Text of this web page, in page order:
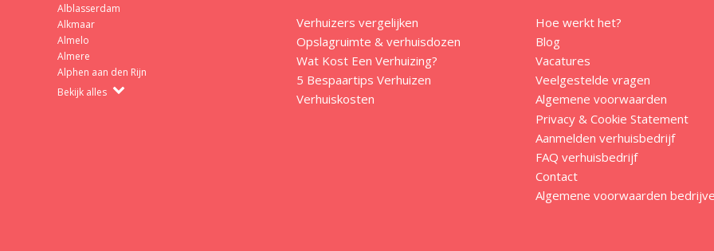
Alblasserdam
Alkmaar
Almelo
Almere
Alphen aan den Rijn
Bekijk alles
Verhuizers vergelijken
Opslagruimte & verhuisdozen
Wat Kost Een Verhuizing?
5 Bespaartips Verhuizen
Verhuiskosten
Hoe werkt het?
Blog
Vacatures
Veelgestelde vragen
Algemene voorwaarden
Privacy & Cookie Statement
Aanmelden verhuisbedrijf
FAQ verhuisbedrijf
Contact
Algemene voorwaarden